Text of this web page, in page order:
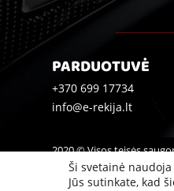
PARDUOTUVĖ
+370 699 17734
info@e-rekija.lt
2020 © Visos teisės
Ši svetainė
Jūs sutinkate, kad